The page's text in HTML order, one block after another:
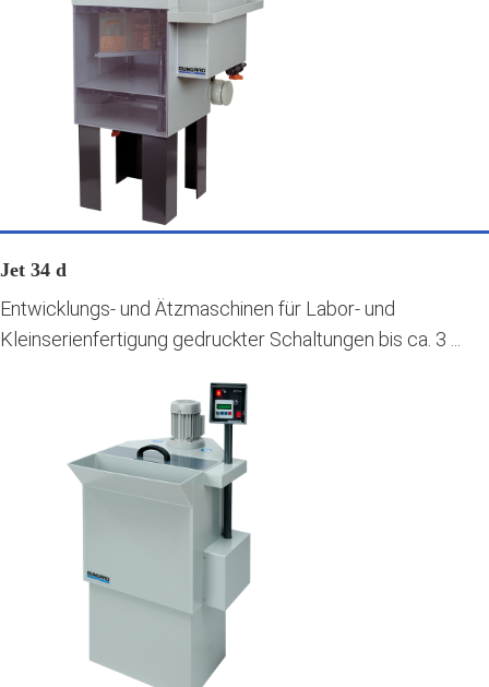
Jet 34 d
Entwicklungs- und Ätzmaschinen für Labor- und
Kleinserienfertigung gedruckter Schaltungen bis ca. 3 ...